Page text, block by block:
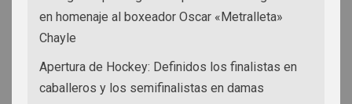
en homenaje al boxeador Oscar «Metralleta»
Chayle
Apertura de Hockey: Definidos los finalistas en
caballeros y los semifinalistas en damas